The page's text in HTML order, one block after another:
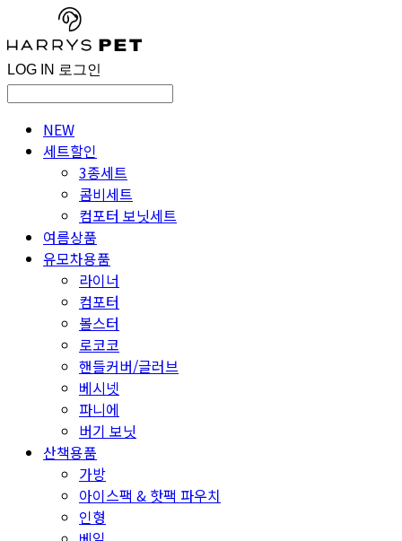
LOG IN 로그인
NEW
세트할인
3종세트
콤비세트
컴포터 보닛세트
여름상품
유모차용품
라이너
컴포터
볼스터
로코코
핸들커버/글러브
베시넷
파니에
버기 보닛
산책용품
가방
아이스팩 & 핫팩 파우치
인형